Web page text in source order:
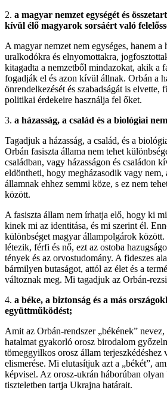
2. a magyar nemzet egységét és
kívül élő magyarok sorsáért való
A magyar nemzet nem egységes, hanem
uralkodókra és elnyomottakra,
kitagadta a nemzetből mindazokat, akik a
fogadják el és azon kívül állnak. Orbán a
önrendelkezését és szabadságát is elvette,
politikai érdekeire használja fel őket.
3. a házasság, a család és a biológiai
Tagadjuk a házasság, a család, és a
Orbán fasiszta állama nem tehet
családban, vagy házasságon és családon
eldöntheti, hogy megházasodik vagy
államnak ehhez semmi köze, s ez nem
között.
A fasiszta állam nem írhatja elő, hogy ki
kinek mi az identitása, és mi szerint él.
különbséget magyar állampolgárok
létezik, férfi és nő, ezt az ostoba
tények és az orvostudomány. A fideszes
bármilyen butaságot, attól az élet és a
változnak meg. Mi tagadjuk az Orbán-
4. a béke, a biztonság és a más
együttműködést;
Amit az Orbán-rendszer „békének”
hatalmat gyakorló orosz birodalom
tömeggyilkos orosz állam terjeszkédéshez
elismerése. Mi elutasítjuk azt a „békét”,
képvisel. Az orosz-ukrán háborúban
tiszteletben tartja Ukrajna határait.